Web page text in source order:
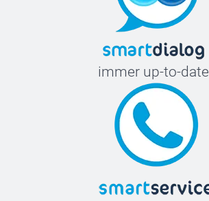
immer up-to-date